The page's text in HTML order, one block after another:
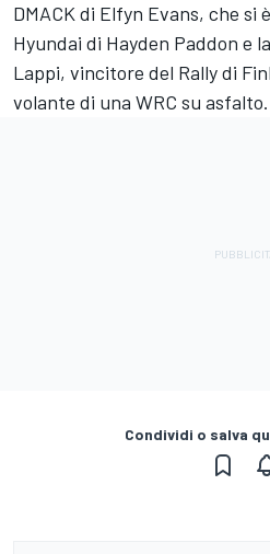
DMACK di Elfyn Evans, che si
Hyundai di Hayden Paddon e
Lappi, vincitore del Rally di
volante di una WRC su asfalto.
Condividi o salva